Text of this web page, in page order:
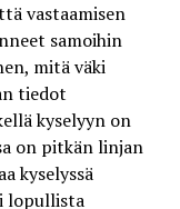
vastaamisen
samoihin
mitä väki
tiedot
kyselyyn on
on pitkän linjan
kyselyssä
lopullista